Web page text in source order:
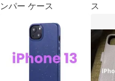
ンパー ケース
ス